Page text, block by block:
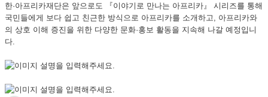
한·아프리카재단은 앞으로도 『이야기로 만나는 아프리카』 시리즈를 통해
국민들에게 보다 쉽고 친근한 방식으로 아프리카를 소개하고, 아프리카와
의 상호 이해 증진을 위한 다양한 문화·홍보 활동을 지속해 나갈 예정입니
다.